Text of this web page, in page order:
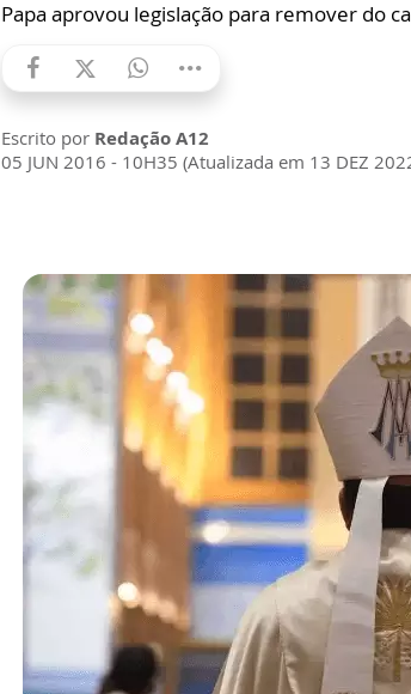
Papa aprovou legislação para remover do
Escrito por Redação A12
05 JUN 2016 - 10H35 (Atualizada em 13 DEZ